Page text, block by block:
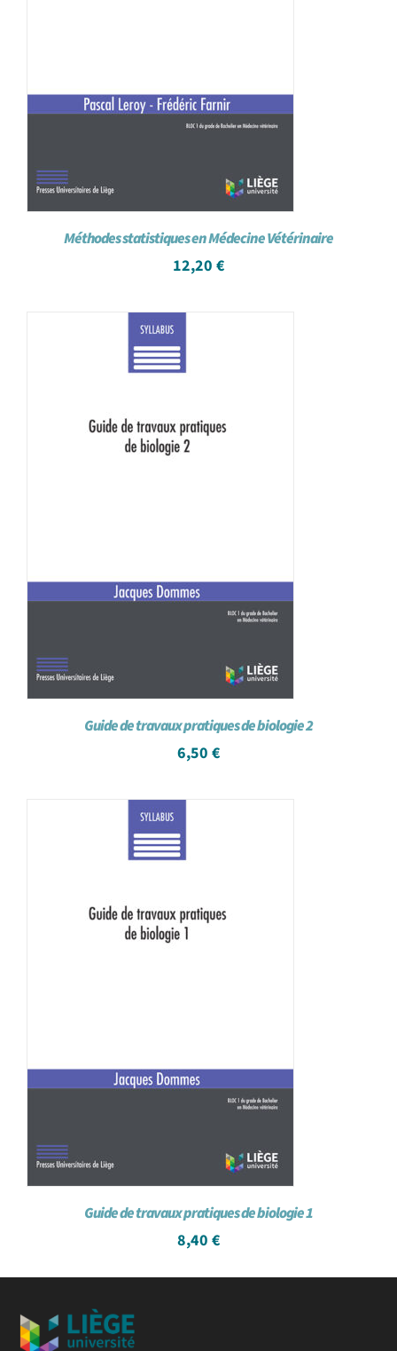
Méthodes statistiques en Médecine Vétérinaire
12,20 €
Guide de travaux pratiques de biologie 2
6,50 €
Guide de travaux pratiques de biologie 1
8,40 €